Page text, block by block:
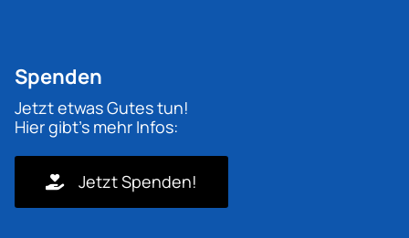
Spenden
Jetzt etwas Gutes tun!
Hier gibt's mehr Infos:
Jetzt Spenden!